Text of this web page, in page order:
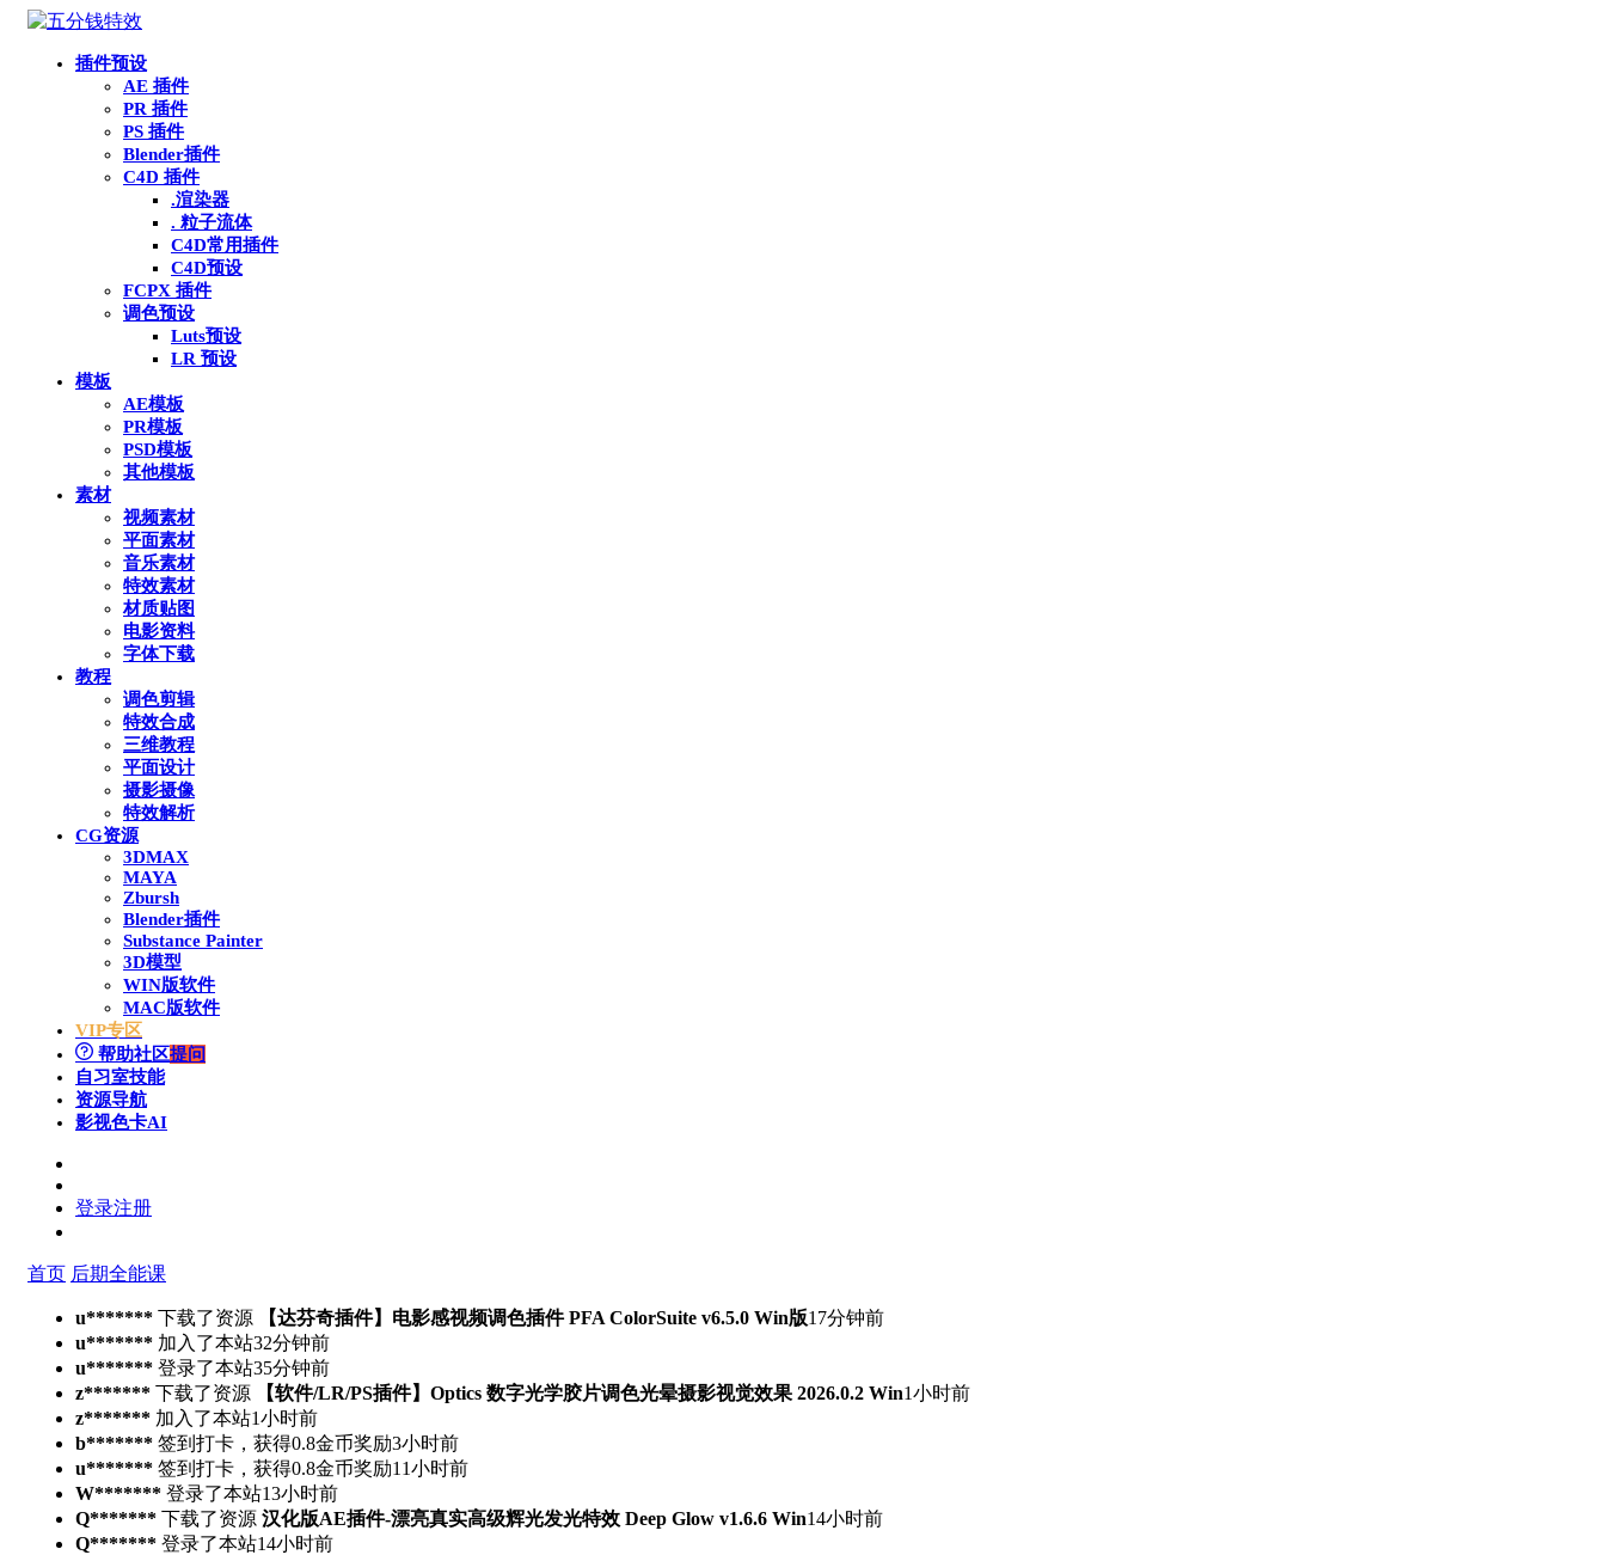
插件预设
AE 插件
PR 插件
PS 插件
Blender插件
C4D 插件
.渲染器
. 粒子流体
C4D常用插件
C4D预设
FCPX 插件
调色预设
Luts预设
LR 预设
模板
AE模板
PR模板
PSD模板
其他模板
素材
视频素材
平面素材
音乐素材
特效素材
材质贴图
电影资料
字体下载
教程
调色剪辑
特效合成
三维教程
平面设计
摄影摄像
特效解析
CG资源
3DMAX
MAYA
Zbursh
Blender插件
Substance Painter
3D模型
WIN版软件
MAC版软件
VIP专区
帮助社区提问
自习室技能
资源导航
影视色卡AI
登录注册
首页 后期全能课
u******* 下载了资源 【达芬奇插件】电影感视频调色插件 PFA ColorSuite v6.5.0 Win版17分钟前
u******* 加入了本站32分钟前
u******* 登录了本站35分钟前
z******* 下载了资源 【软件/LR/PS插件】Optics 数字光学胶片调色光晕摄影视觉效果 2026.0.2 Win1小时前
z******* 加入了本站1小时前
b******* 签到打卡，获得0.8金币奖励3小时前
u******* 签到打卡，获得0.8金币奖励11小时前
W******* 登录了本站13小时前
Q******* 下载了资源 汉化版AE插件-漂亮真实高级辉光发光特效 Deep Glow v1.6.6 Win14小时前
Q******* 登录了本站14小时前